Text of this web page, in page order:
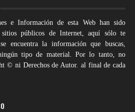
e Información de esta Web han sido
sitios públicos de Internet, aquí sólo te
encuentra la información que buscas,
tipo de material. Por lo tanto, no
© ni Derechos de Autor. al final de cada